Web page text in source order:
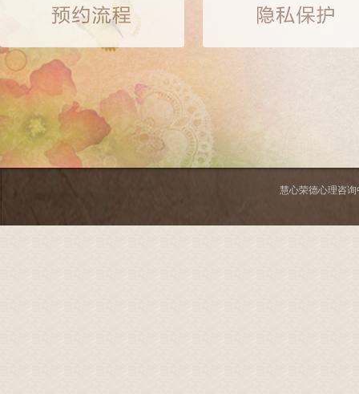
慧心荣德心理